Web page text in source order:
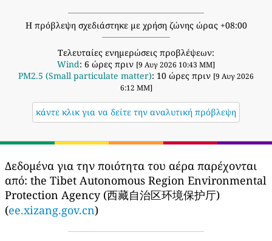
Η πρόβλεψη σχεδιάστηκε με χρήση ζώνης ώρας +08:00
Τελευταίες ενημερώσεις προβλέψεων:
Wind: 6 ώρες πριν [9 Αυγ 2026 10:43 ΜΜ]
PM2.5 (Small particulate matter): 10 ώρες πριν [9 Αυγ 2026
6:12 ΜΜ]
κάντε κλικ για να δείτε την αναλυτική πρόβλεψη
Δεδομένα για την ποιότητα του αέρα παρέχονται
από: the Tibet Autonomous Region Environmental
Protection Agency (西藏自治区环境保护厅)
(ee.xizang.gov.cn)